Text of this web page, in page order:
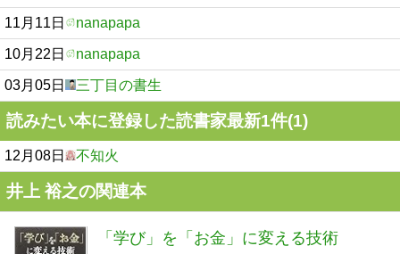
11月11日 nanapapa
10月22日 nanapapa
03月05日 三丁目の書生
読みたい本に登録した読書家最新1件(1)
12月08日 不知火
井上 裕之の関連本
「学び」を「お金」に変える技術